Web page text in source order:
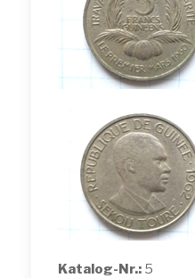
Katalog-Nr.: 5